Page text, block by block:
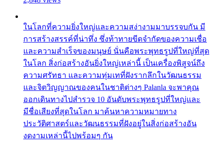
ในโลกที่ความยิ่งใหญ่และความสง่างามมาบรรจบกัน มี
การสร้างสรรค์ที่น่าทึ่ง ซึ่งท้าทายขีดจำกัดของความเชื่อ
และความสำเร็จของมนุษย์ นั่นคือพระพุทธรูปที่ใหญ่ที่สุด
ในโลก สิ่งก่อสร้างอันยิ่งใหญ่เหล่านี้ เป็นเครื่องพิสูจน์ถึง
ความศรัทธา และความทุ่มเทที่ฝังรากลึกในวัฒนธรรม
และจิตวิญญาณของคนในชาติต่างๆ Palanla จะพาคุณ
ออกเดินทางไปสำรวจ 10 อันดับพระพุทธรูปที่ใหญ่และ
มีชื่อเสียงที่สุดในโลก มาค้นหาความหมายทาง
ประวัติศาสตร์และวัฒนธรรมที่ฝังอยู่ในสิ่งก่อสร้างอัน
งดงามเหล่านี้ไปพร้อมๆ กัน